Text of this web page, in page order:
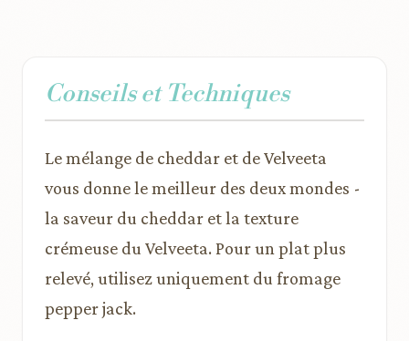
Conseils et Techniques
Le mélange de cheddar et de Velveeta
vous donne le meilleur des deux mondes -
la saveur du cheddar et la texture
crémeuse du Velveeta. Pour un plat plus
relevé, utilisez uniquement du fromage
pepper jack.